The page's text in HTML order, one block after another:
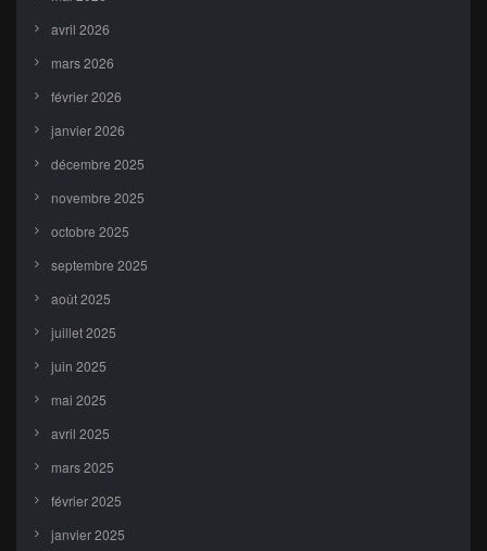
avril 2026
mars 2026
février 2026
janvier 2026
décembre 2025
novembre 2025
octobre 2025
septembre 2025
août 2025
juillet 2025
juin 2025
mai 2025
avril 2025
mars 2025
février 2025
janvier 2025